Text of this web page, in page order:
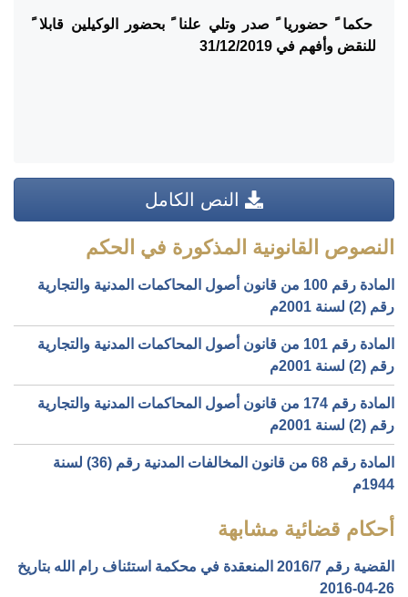
حكما ً حضوريا ً صدر وتلي علنا ً بحضور الوكيلين قابلا ً
للنقض وأفهم في 31/12/2019
النص الكامل
النصوص القانونية المذكورة في الحكم
المادة رقم 100 من قانون أصول المحاكمات المدنية والتجارية
رقم (2) لسنة 2001م
المادة رقم 101 من قانون أصول المحاكمات المدنية والتجارية
رقم (2) لسنة 2001م
المادة رقم 174 من قانون أصول المحاكمات المدنية والتجارية
رقم (2) لسنة 2001م
المادة رقم 68 من قانون المخالفات المدنية رقم (36) لسنة
1944م
أحكام قضائية مشابهة
القضية رقم ‎7‏/‎2016‏ المنعقدة في محكمة استئناف رام الله بتاريخ
‎2016-04-26‏